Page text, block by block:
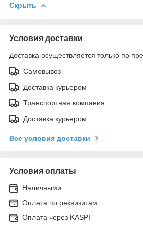
Скрыть
Условия доставки
Доставка осуществляется только по
Самовывоз
Доставка курьером
Транспортная компания
Доставка курьером
Все условия доставки
Условия оплаты
Наличными
Оплата по реквизитам
Оплата через KASPI